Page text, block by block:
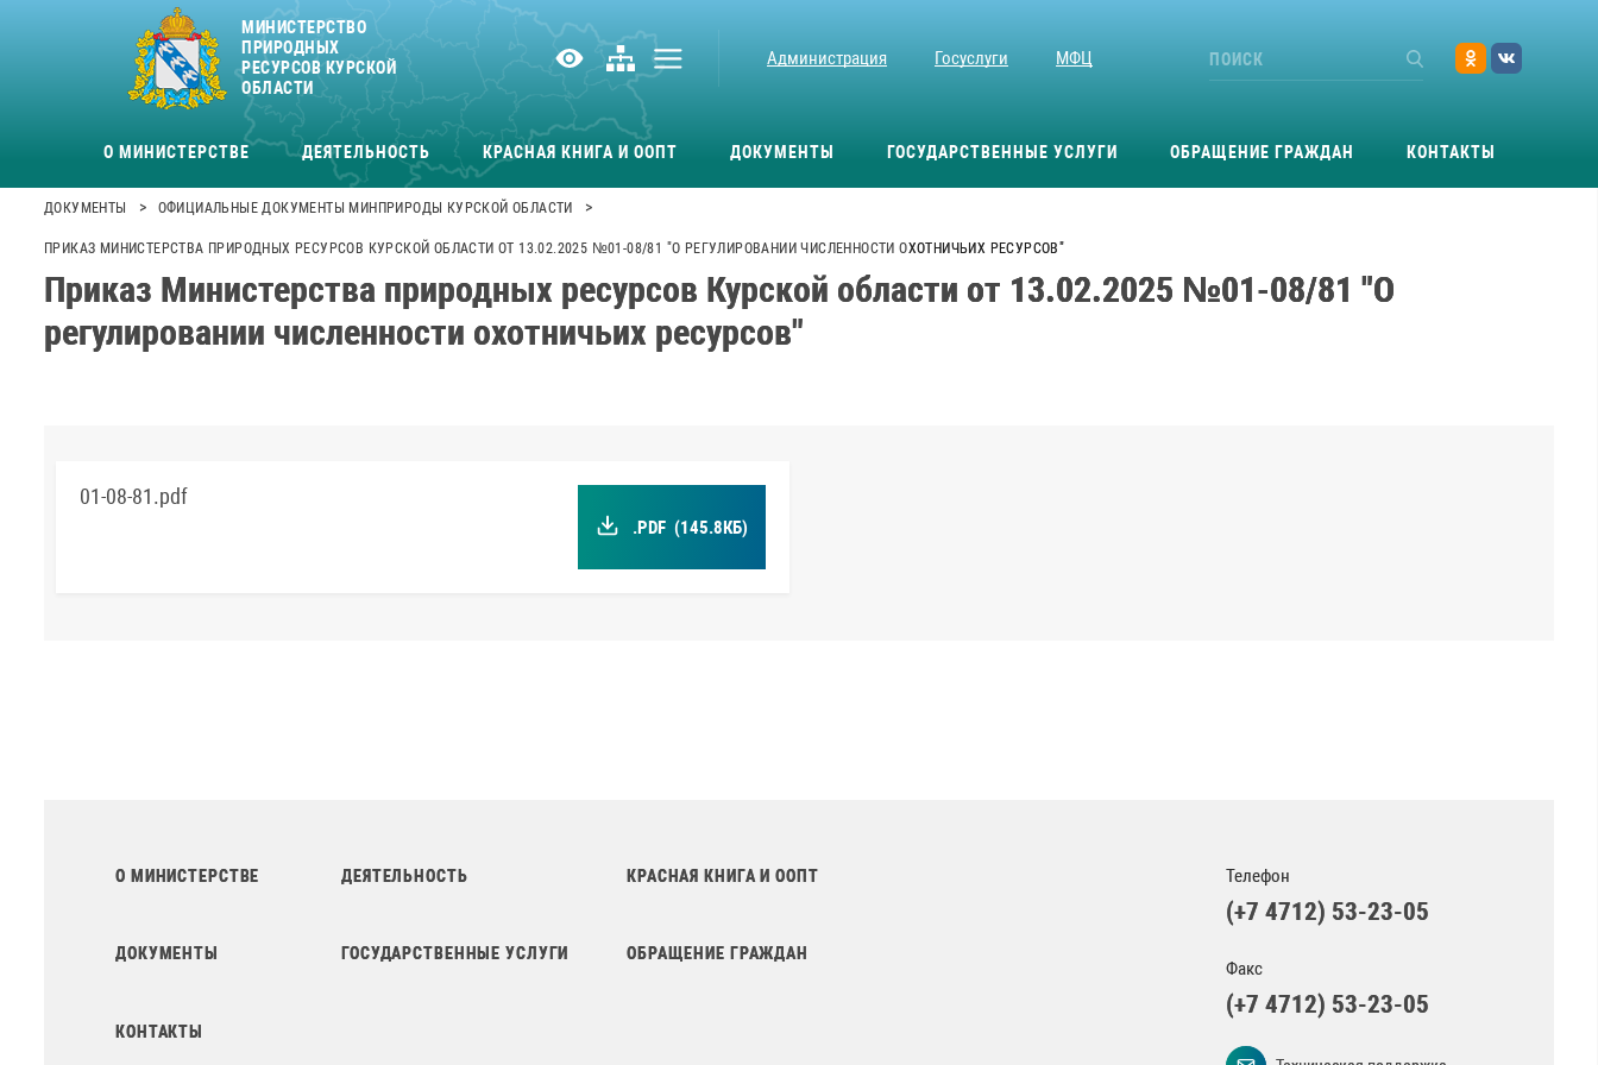
МИНИСТЕРСТВО
ПРИРОДНЫХ
РЕСУРСОВ КУРСКОЙ
ОБЛАСТИ
Администрация Госуслуги МФЦ
О МИНИСТЕРСТВЕ ДЕЯТЕЛЬНОСТЬ КРАСНАЯ КНИГА И ООПТ ДОКУМЕНТЫ ГОСУДАРСТВЕННЫЕ УСЛУГИ ОБРАЩЕНИЕ ГРАЖДАН КОНТАКТЫ
ДОКУМЕНТЫ > ОФИЦИАЛЬНЫЕ ДОКУМЕНТЫ МИНПРИРОДЫ КУРСКОЙ ОБЛАСТИ >
ПРИКАЗ МИНИСТЕРСТВА ПРИРОДНЫХ РЕСУРСОВ КУРСКОЙ ОБЛАСТИ ОТ 13.02.2025 №01-08/81 "О РЕГУЛИРОВАНИИ ЧИСЛЕННОСТИ ОХОТНИЧЬИХ РЕСУРСОВ"
Приказ Министерства природных ресурсов Курской области от 13.02.2025 №01-08/81 "О
регулировании численности охотничьих ресурсов"
01-08-81.pdf
.PDF (145.8КБ)
О МИНИСТЕРСТВЕ ДЕЯТЕЛЬНОСТЬ КРАСНАЯ КНИГА И ООПТ
ДОКУМЕНТЫ ГОСУДАРСТВЕННЫЕ УСЛУГИ ОБРАЩЕНИЕ ГРАЖДАН
КОНТАКТЫ
Телефон
(+7 4712) 53-23-05
Факс
(+7 4712) 53-23-05